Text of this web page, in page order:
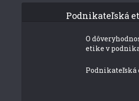
Podnikateľská
O
etike v
Podnikateľská